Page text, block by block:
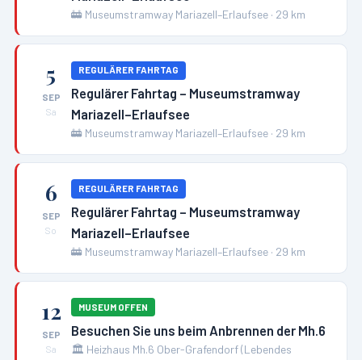
🚋 Museumstramway Mariazell–Erlaufsee · 29 km
5
SEP
Sa
REGULÄRER FAHRTAG
Regulärer Fahrtag – Museumstramway
Mariazell–Erlaufsee
🚋 Museumstramway Mariazell–Erlaufsee · 29 km
6
SEP
So
REGULÄRER FAHRTAG
Regulärer Fahrtag – Museumstramway
Mariazell–Erlaufsee
🚋 Museumstramway Mariazell–Erlaufsee · 29 km
12
SEP
Sa
MUSEUM OFFEN
Besuchen Sie uns beim Anbrennen der Mh.6
🏛️ Heizhaus Mh.6 Ober-Grafendorf (Lebendes